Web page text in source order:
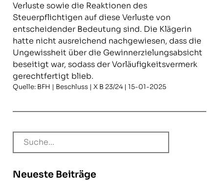
Verluste sowie die Reaktionen des
Steuerpflichtigen auf diese Verluste von
entscheidender Bedeutung sind. Die Klägerin
hatte nicht ausreichend nachgewiesen, dass die
Ungewissheit über die Gewinnerzielungsabsicht
beseitigt war, sodass der Vorläufigkeitsvermerk
gerechtfertigt blieb.
Quelle: BFH | Beschluss | X B 23/24 | 15-01-2025
Neueste Beiträge